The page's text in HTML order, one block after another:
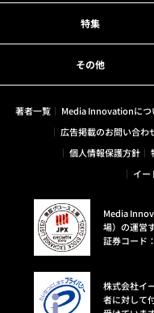
特集
その他
著者一覧 Media Innovationにつ
広告掲載のお問い合わ
個人情報保護方針
イー
Media
場）の運営
証券コード
株式会社イ
者に対して